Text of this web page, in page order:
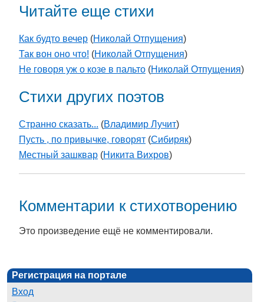
Читайте еще стихи
Как будто вечер (Николай Отпущения)
Так вон оно что! (Николай Отпущения)
Не говоря уж о козе в пальто (Николай Отпущения)
Стихи других поэтов
Странно сказать... (Владимир Лучит)
Пусть , по привычке, говорят (Cибиряк)
Местный зашквар (Никита Вихров)
Комментарии к стихотворению
Это произведение ещё не комментировали.
Регистрация на портале
Вход